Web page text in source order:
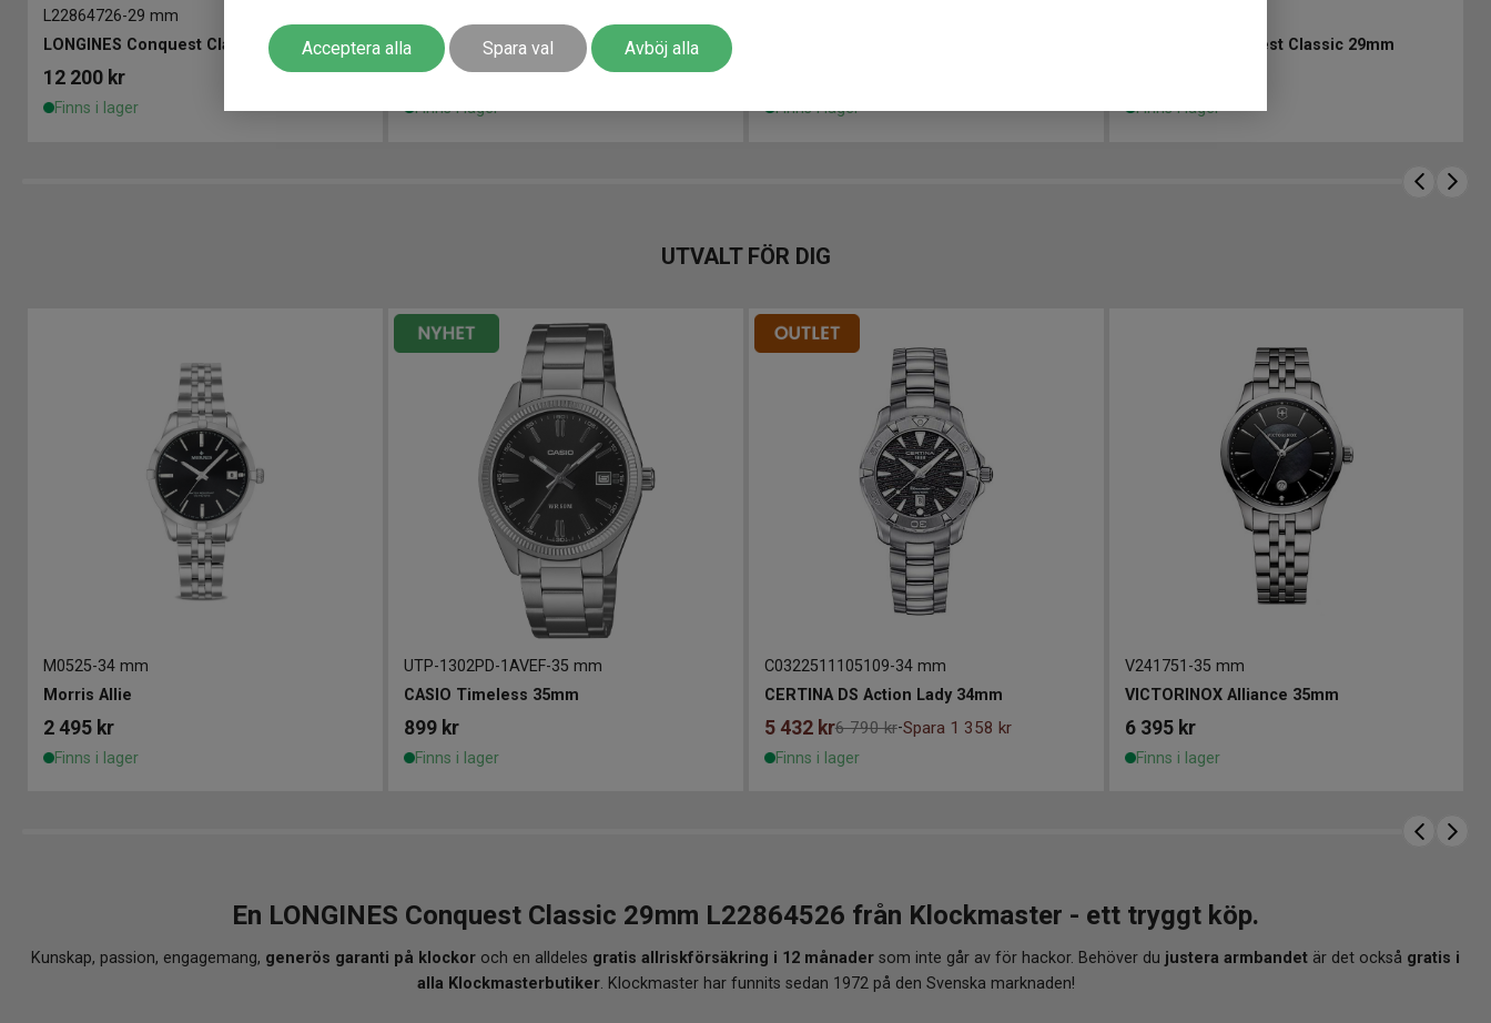
Acceptera alla Spara val Avböj alla
L22864726-29 mm
LONGINES Conquest Classic 29mm
12 200 kr
Finns i lager
LONGINES Conquest Classic 29mm
12 200 kr
Finns i lager Finns i lager
LONGINES Conquest Classic 29mm
Finns i lager
UTVALT FÖR DIG
M0525-34 mm
Morris Allie
2 495 kr
Finns i lager
UTP-1302PD-1AVEF-35 mm
CASIO Timeless 35mm
899 kr
Finns i lager
C0322511105109-34 mm
CERTINA DS Action Lady 34mm
5 432 kr6 790 kr-Spara 1 358 kr
Finns i lager
V241751 -35 mm
VICTORINOX Alliance 35mm
6 395 kr
Finns i lager
En LONGINES Conquest Classic 29mm L22864526 från Klockmaster - ett tryggt köp.
Kunskap, passion, engagemang, generös garanti på klockor och en alldeles gratis allriskförsäkring i 12 månader som inte går av för hackor. Behöver du justera armbandet är det också gratis i
alla Klockmasterbutiker. Klockmaster har funnits sedan 1972 på den Svenska marknaden!